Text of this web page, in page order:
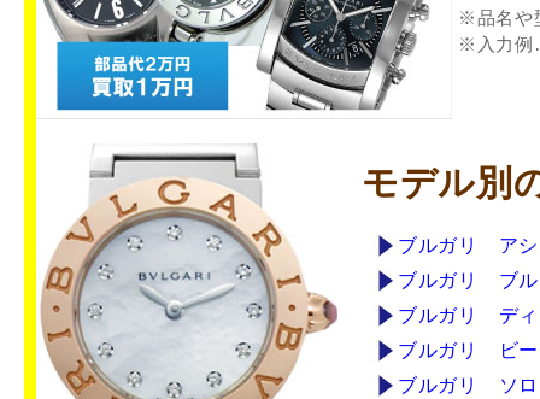
※品名や
※入力例
モデル別
ブルガリ ア
ブルガリ ブ
ブルガリ デ
ブルガリ ビ
ブルガリ ソ